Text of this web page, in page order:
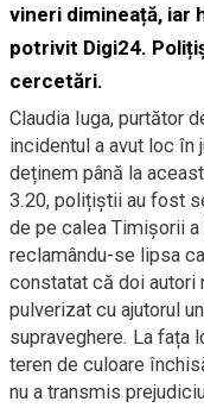
vineri dimineață, iar
potrivit Digi24.
cercetări.
Claudia Iuga, purtător
incidentul a avut loc în
deținem până la
3.20, polițiștii au fost
de pe calea Timișorii
reclamându-se lipsa
constatat că doi
pulverizat cu ajutorul
supraveghere. La fața
teren de culoare
nu a transmis